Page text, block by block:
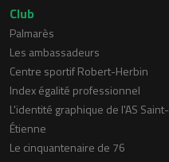
Club
Palmarès
Les ambassadeurs
Centre sportif Robert-Herbin
Index égalité professionnel
L'identité graphique de l'AS Saint-
Étienne
Le cinquantenaire de 76